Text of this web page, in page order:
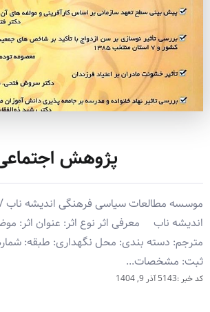
پژوهش
موسسه مطالعات سیاسی فرهنگی اندیشه ناب
اندیشه ناب معرفی اثر نوع اثر: عنوان اثر:
مترجم: دسته بندی: محل نگهداری: طبقه:
ثبت: مشخصات...
کد خبر :5143 آذر 9, 1404